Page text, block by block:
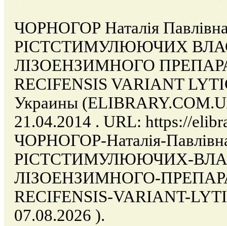
ЧОРНОГОР Наталія
РІСТСТИМУЛЮЮЧИХ
ЛІЗОЕНЗИМНОГО
RECIFENSIS VARIANT
Украины
21.04.2014 . URL: https://
ЧОРНОГОР-Наталія-
РІСТСТИМУЛЮЮЧИХ-
ЛІЗОЕНЗИМНОГО-
RECIFENSIS-VARIANT-
07.08.2026 ).